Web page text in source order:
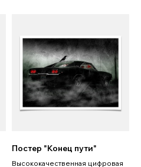
Постер "Конец пути"
Высококачественная цифровая